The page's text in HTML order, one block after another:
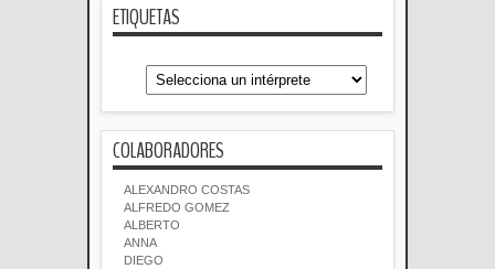
ETIQUETAS
COLABORADORES
ALEXANDRO COSTAS
ALFREDO GOMEZ
ALBERTO
ANNA
DIEGO